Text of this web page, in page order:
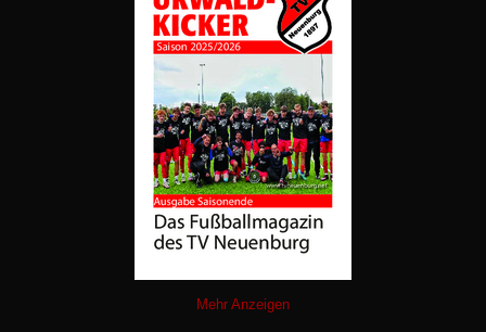
Mehr Anzeigen